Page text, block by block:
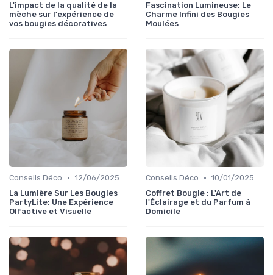
L'impact de la qualité de la
mèche sur l'expérience de
vos bougies décoratives
Fascination Lumineuse: Le
Charme Infini des Bougies
Moulées
Conseils Déco • 12/06/2025
La Lumière Sur Les Bougies
PartyLite: Une Expérience
Olfactive et Visuelle
Conseils Déco • 10/01/2025
Coffret Bougie : L'Art de
l'Éclairage et du Parfum à
Domicile